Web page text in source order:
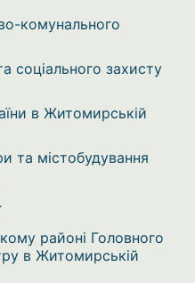
комунального
соціального захисту
в Житомирській
та містобудування
районі Головного
в Житомирській